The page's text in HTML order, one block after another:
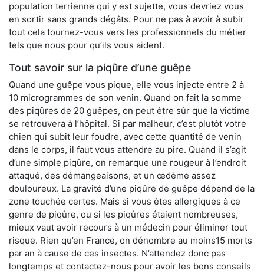
population terrienne qui y est sujette, vous devriez vous
en sortir sans grands dégâts. Pour ne pas à avoir à subir
tout cela tournez-vous vers les professionnels du métier
tels que nous pour qu’ils vous aident.
Tout savoir sur la piqûre d’une guêpe
Quand une guêpe vous pique, elle vous injecte entre 2 à
10 microgrammes de son venin. Quand on fait la somme
des piqûres de 20 guêpes, on peut être sûr que la victime
se retrouvera à l’hôpital. Si par malheur, c’est plutôt votre
chien qui subit leur foudre, avec cette quantité de venin
dans le corps, il faut vous attendre au pire. Quand il s’agit
d’une simple piqûre, on remarque une rougeur à l’endroit
attaqué, des démangeaisons, et un œdème assez
douloureux. La gravité d’une piqûre de guêpe dépend de la
zone touchée certes. Mais si vous êtes allergiques à ce
genre de piqûre, ou si les piqûres étaient nombreuses,
mieux vaut avoir recours à un médecin pour éliminer tout
risque. Rien qu’en France, on dénombre au moins15 morts
par an à cause de ces insectes. N’attendez donc pas
longtemps et contactez-nous pour avoir les bons conseils